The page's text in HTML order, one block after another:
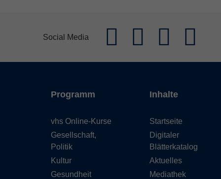
Social Media
Programm
vhs Online-Kurse
Gesellschaft,
Politik
Kultur
Gesundheit
Inhalte
Startseite
Digitaler
Blätterkatalog
Aktuelles
Mediathek